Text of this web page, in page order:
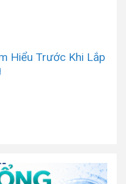
Hiểu Trước Khi Lắp